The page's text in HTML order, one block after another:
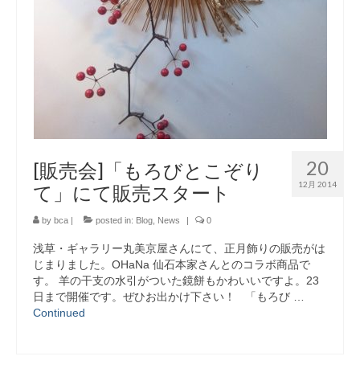
20
12月 2014
[販売会]「もろびとこぞり
て」にて販売スタート
by bca | posted in: Blog News | 0
浅草・ギャラリー丸美京屋さんにて、正月飾りの販売がは
じまりました。OHaNa 仙石本家さんとのコラボ商品で
す。 羊の干支の水引がついた鏡餅もかわいいですよ。23
日まで開催です。ぜひお出かけ下さい！ 「もろび …
Continued